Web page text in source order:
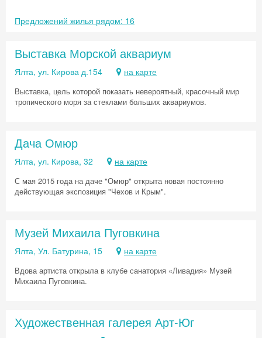
Предложений жилья рядом: 16
Выставка Морской аквариум
Ялта, ул. Кирова д.154 на карте
Выставка, цель которой показать невероятный, красочный мир
тропического моря за стеклами больших аквариумов.
Дача Омюр
Ялта, ул. Кирова, 32 на карте
С мая 2015 года на даче "Омюр" открыта новая постоянно
действующая экспозиция "Чехов и Крым".
Музей Михаила Пуговкина
Ялта, Ул. Батурина, 15 на карте
Вдова артиста открыла в клубе санатория «Ливадия» Музей
Михаила Пуговкина.
Художественная галерея Арт-Юг
промокод на первое бронирование!